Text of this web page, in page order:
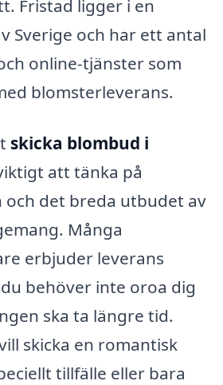
Fristad ligger i en
Sverige och har ett antal
online-tjänster som
blomsterleverans.
skicka blombud i
att tänka på
det breda utbudet av
Många
erbjuder leverans
behöver inte oroa dig
ska ta längre tid.
skicka en romantisk
tillfälle eller bara